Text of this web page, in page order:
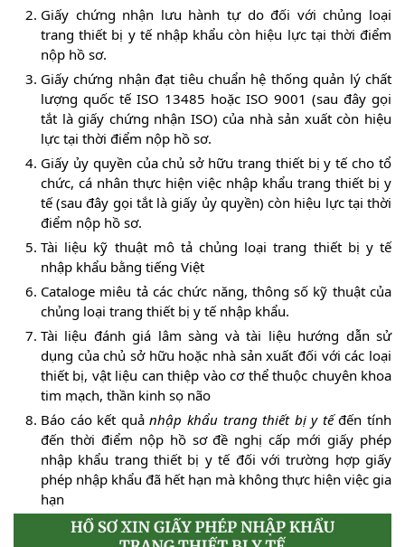
Giấy chứng nhận lưu hành tự do đối với chủng loại
trang thiết bị y tế nhập khẩu còn hiệu lực tại thời điểm
nộp hồ sơ.
Giấy chứng nhận đạt tiêu chuẩn hệ thống quản lý chất
lượng quốc tế ISO 13485 hoặc ISO 9001 (sau đây gọi
tắt là giấy chứng nhận ISO) của nhà sản xuất còn hiệu
lực tại thời điểm nộp hồ sơ.
Giấy ủy quyền của chủ sở hữu trang thiết bị y tế cho tổ
chức, cá nhân thực hiện việc nhập khẩu trang thiết bị y
tế (sau đây gọi tắt là giấy ủy quyền) còn hiệu lực tại thời
điểm nộp hồ sơ.
Tài liệu kỹ thuật mô tả chủng loại trang thiết bị y tế
nhập khẩu bằng tiếng Việt
Cataloge miêu tả các chức năng, thông số kỹ thuật của
chủng loại trang thiết bị y tế nhập khẩu.
Tài liệu đánh giá lâm sàng và tài liệu hướng dẫn sử
dụng của chủ sở hữu hoặc nhà sản xuất đối với các loại
thiết bị, vật liệu can thiệp vào cơ thể thuộc chuyên khoa
tim mạch, thần kinh sọ não
Báo cáo kết quảnhập khẩu trang thiết bị y tếđến tính
đến thời điểm nộp hồ sơ đề nghị cấp mới giấy phép
nhập khẩu trang thiết bị y tế đối với trường hợp giấy
phép nhập khẩu đã hết hạn mà không thực hiện việc gia
hạn